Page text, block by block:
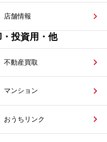
店舗情報
投資用・他
不動産買取
マンション
おうちリンク